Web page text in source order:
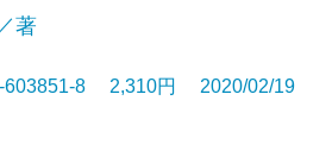
著
603851-8 2,310円 2020/02/19